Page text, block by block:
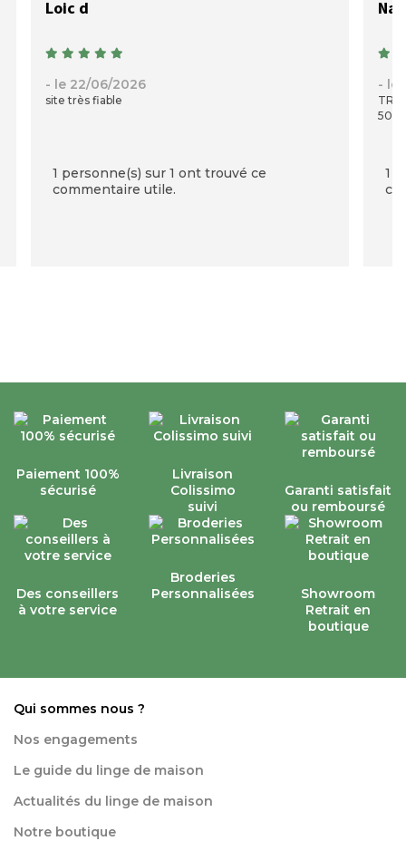
Loic d
- le 22/06/2026
site très fiable
1 personne(s) sur 1 ont trouvé ce
commentaire utile.
- le
50
1
Paiement 100%
sécurisé
Livraison
Colissimo
suivi
Garanti satisfait
ou remboursé
Des conseillers
à votre service
Broderies
Personnalisées
Showroom
Retrait en
boutique
Qui sommes nous ?
Nos engagements
Le guide du linge de maison
Actualités du linge de maison
Notre boutique